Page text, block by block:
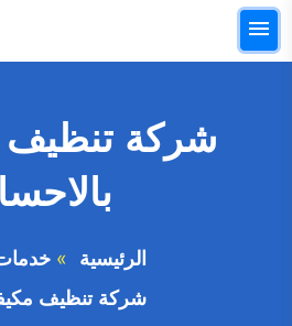
التجاوز
إلى القائمة
شركة تنظيف
الرئيسية
شركة تنظيف